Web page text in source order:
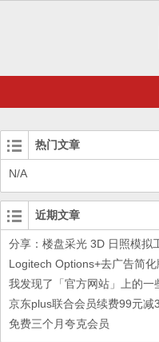
热门文章
N/A
近期文章
京东plus联合会员续费99元减
免费三个月夸克会员